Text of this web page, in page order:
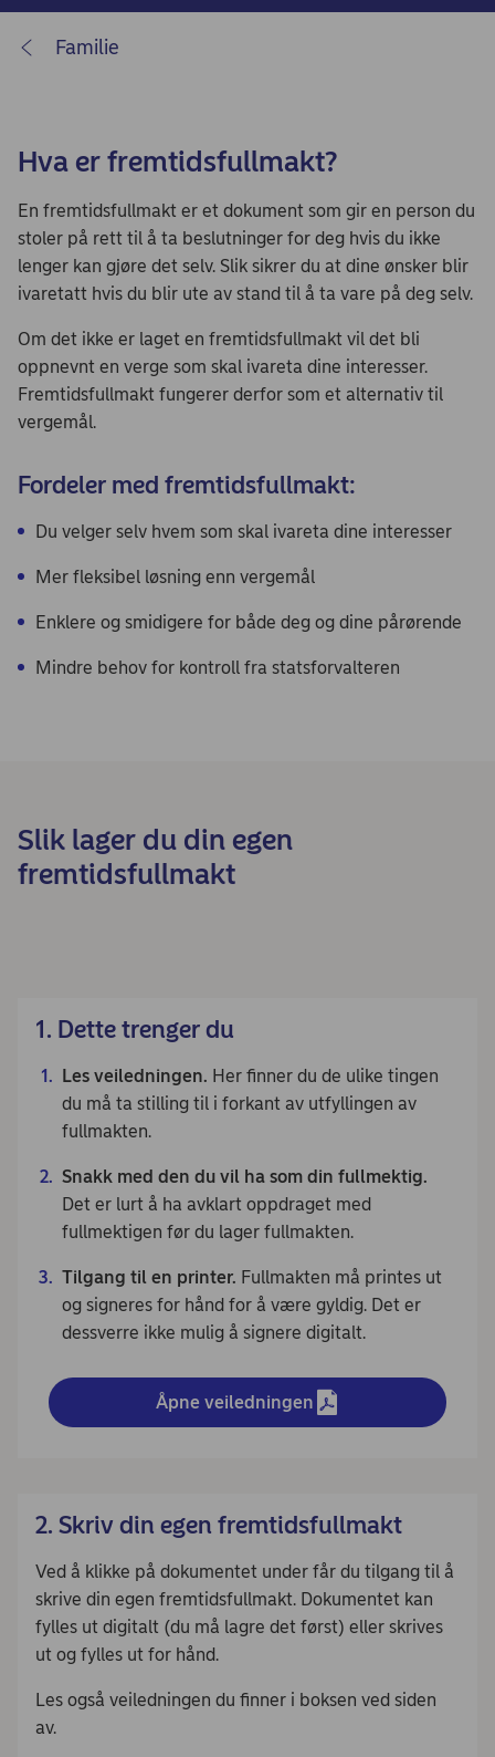
Familie
Hva er fremtidsfullmakt?
En fremtidsfullmakt er et dokument som gir en person du
stoler på rett til å ta beslutninger for deg hvis du ikke
lenger kan gjøre det selv. Slik sikrer du at dine ønsker blir
ivaretatt hvis du blir ute av stand til å ta vare på deg selv.
Om det ikke er laget en fremtidsfullmakt vil det bli
oppnevnt en verge som skal ivareta dine interesser.
Fremtidsfullmakt fungerer derfor som et alternativ til
vergemål.
Fordeler med fremtidsfullmakt:
Du velger selv hvem som skal ivareta dine interesser
Mer fleksibel løsning enn vergemål
Enklere og smidigere for både deg og dine pårørende
Mindre behov for kontroll fra statsforvalteren
Slik lager du din egen
fremtidsfullmakt
1. Dette trenger du
Les veiledningen. Her finner du de ulike tingen
du må ta stilling til i forkant av utfyllingen av
fullmakten.
Snakk med den du vil ha som din fullmektig.
Det er lurt å ha avklart oppdraget med
fullmektigen før du lager fullmakten.
Tilgang til en printer. Fullmakten må printes ut
og signeres for hånd for å være gyldig. Det er
dessverre ikke mulig å signere digitalt.
Åpne veiledningen
2. Skriv din egen fremtidsfullmakt
Ved å klikke på dokumentet under får du tilgang til å
skrive din egen fremtidsfullmakt. Dokumentet kan
fylles ut digitalt (du må lagre det først) eller skrives
ut og fylles ut for hånd.
Les også veiledningen du finner i boksen ved siden
av.